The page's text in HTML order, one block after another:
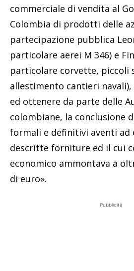
commerciale di vendita al
Colombia di prodotti delle
partecipazione pubblica
particolare aerei M 346) e
particolare corvette, piccoli
allestimento cantieri
ed ottenere da parte delle
colombiane, la conclusione
formali e definitivi aventi ad
descritte forniture ed il cui
economico ammontava a
di euro».
Pubblicità